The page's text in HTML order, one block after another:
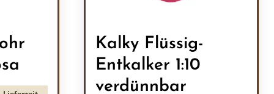
Kalky Flüssig-
Entkalker 1:10
verdünnbar